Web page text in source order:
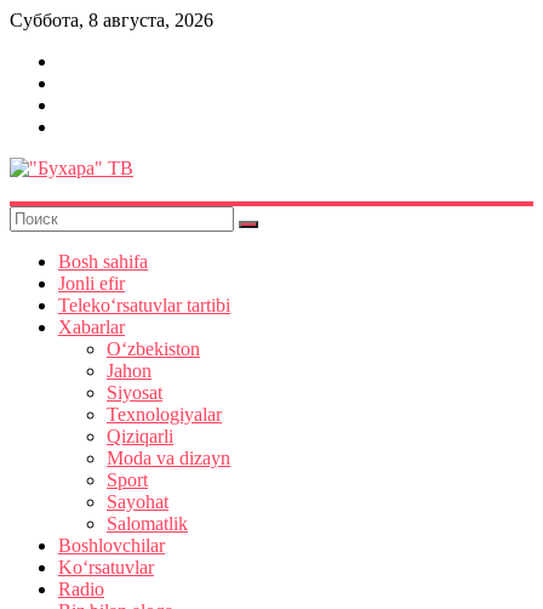
Skip
content
Суббота, 8 августа, 2026
"Бухара"
ТВ
Bosh sahifa
Jonli efir
Teleko‘rsatuvlar tartibi
Xabarlar
O‘zbekiston
Jahon
Siyosat
Texnologiyalar
Qiziqarli
Moda va dizayn
Sport
Sayohat
Salomatlik
Boshlovchilar
Ko‘rsatuvlar
Radio